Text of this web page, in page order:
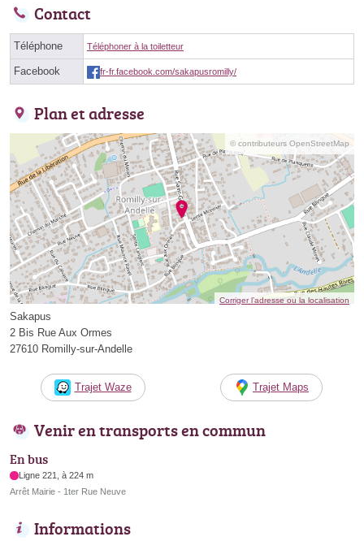
Contact
Téléphone Téléphoner à la toiletteur
Facebook fr-fr.facebook.com/sakapusromilly/
Plan et adresse
© contributeurs OpenStreetMap
Corriger l’adresse ou la localisation
Sakapus
2 Bis Rue Aux Ormes
27610 Romilly-sur-Andelle
Trajet Waze Trajet Maps
Venir en transports en commun
En bus
Ligne 221, à 224 m
Arrêt Mairie - 1ter Rue Neuve
Informations